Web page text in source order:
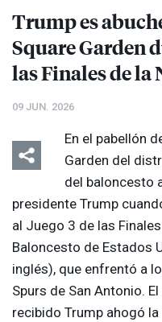
Trump es
Square Garden
las Finales de la
09 JUN. 2026
En el pabellón
Garden del
del baloncesto
presidente Trump
al Juego 3 de las
Baloncesto de Estados
inglés), que enfrentó a
Spurs de San Antonio.
recibido Trump ahogó